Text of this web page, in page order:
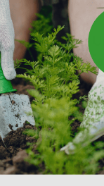
Humus
Rohstoffe dienen
Blumenerde als
Pflanzenwelt